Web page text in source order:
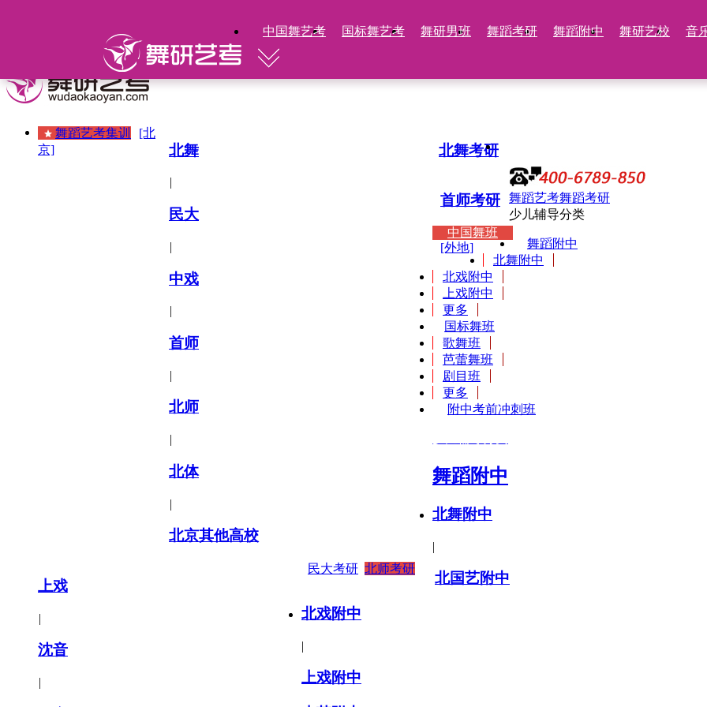
中国舞艺考 国标舞艺考 舞研男班 舞蹈考研 舞蹈附中 舞研艺校 音
舞蹈艺考集训
[北
京]
北舞
|
民大
|
中戏
|
首师
|
北师
|
北体
|
北京其他高校
北舞考研
首师考研
中国舞班
[外地]
上戏
|
沈音
|
民大考研 北师考研
舞蹈艺考舞蹈考研
少儿辅导分类
舞蹈附中
北舞附中
北戏附中
上戏附中
更多
国标舞班
歌舞班
芭蕾舞班
剧目班
更多
附中考前冲刺班
舞蹈附中
北舞附中
|
北国艺附中
北戏附中
|
上戏附中